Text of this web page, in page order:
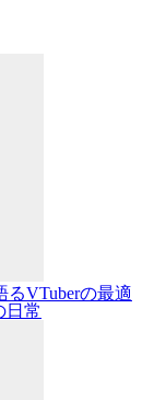
るVTuberの最適
日常